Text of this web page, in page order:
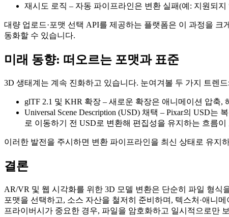
재시도 로직 – 자동 파이프라인은 변환 실패(예: 지원되
대량 업로드·포맷 선택 API를 제공하는 플랫폼은 이 과정을
동화할 수 있습니다.
미래 동향: 떠오르는 포맷과 표준
3D 생태계는 계속 진화하고 있습니다. 눈여겨볼 두 가지 트렌드:
glTF 2.1 및 KHR 확장 – 새로운 확장은 애니메이션 압축,
Universal Scene Description (USD) 채택 – Pixar의 USD는
로 이동하기 전 USD로 변환해 편집성을 유지하는 흐름
이러한 발전을 주시하면 변환 파이프라인을 최신 상태로 유지
결론
AR/VR 및 웹 시각화를 위한 3D 모델 변환은 단순히 파일 형
포맷을 선택하고, 소스 자산을 철저히 준비하며, 텍스처·애니
프라이버시가 중요한 경우, 파일을 암호화하고 일시적으로만